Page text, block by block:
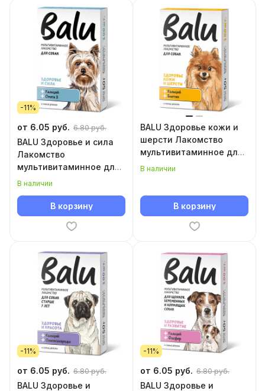
-11%
от 6.05 руб. 6.80 руб.
BALU Здоровье и сила
Лакомство
мультивитаминное для
собак
В наличии
В корзину
BALU Здоровье кожи и
шерсти Лакомство
мультивитаминное для
собак
В наличии
В корзину
-11%
от 6.05 руб. 6.80 руб.
BALU Здоровье и
-11%
от 6.05 руб. 6.80 руб.
BALU Здоровье и